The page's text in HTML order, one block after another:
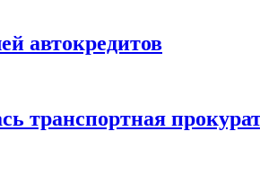
автокредитов
транспортная